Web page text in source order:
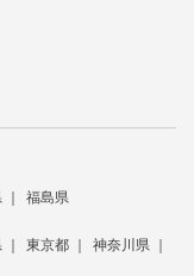
福島県
東京都
神奈川県